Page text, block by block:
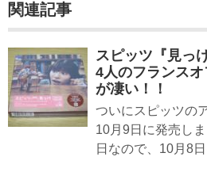
関連記事
スピッツ『見っ
4人のフランス
が凄い！！
ついにスピッツの
10月9日に発売し
日なので、10月8